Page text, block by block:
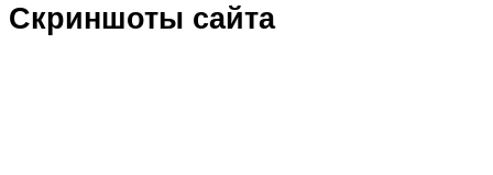
Скриншоты сайта